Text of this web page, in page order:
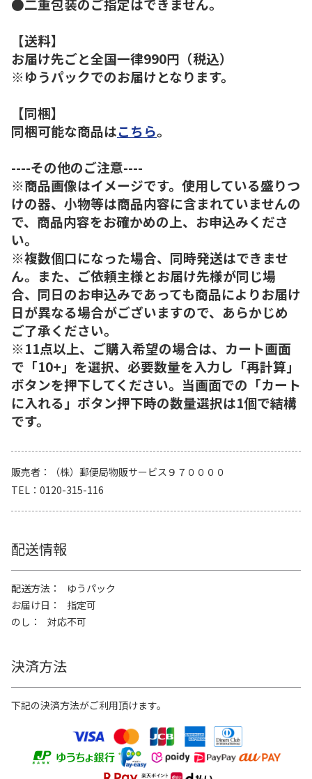
【送料】
お届け先ごと全国一律990円（税込）
※ゆうパックでのお届けとなります。
【同梱】
同梱可能な商品はこちら。
----その他のご注意----
※商品画像はイメージです。使用している盛りつ
けの器、小物等は商品内容に含まれていませんの
で、商品内容をお確かめの上、お申込みくださ
い。
※複数個口になった場合、同時発送はできませ
ん。また、ご依頼主様とお届け先様が同じ場
合、同日のお申込みであっても商品によりお届け
日が異なる場合がございますので、あらかじめ
ご了承ください。
※11点以上、ご購入希望の場合は、カート画面
で「10+」を選択、必要数量を入力し「再計算」
ボタンを押下してください。当画面での「カート
に入れる」ボタン押下時の数量選択は1個で結構
です。
販売者
（株）郵便局物販サービス９７００００
TEL
0120-315-116
配送情報
配送方法
ゆうパック
お届け日
指定可
のし
対応不可
決済方法
下記の決済方法がご利用頂けます。